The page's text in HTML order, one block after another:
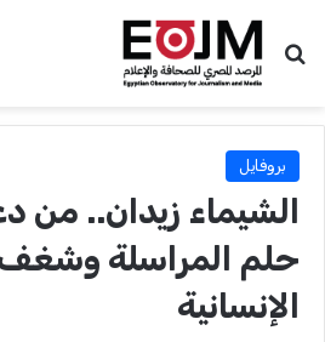
بحث عن
بروفايل
الشيماء زيدان.. من
حلم المراسلة
الإنسانية